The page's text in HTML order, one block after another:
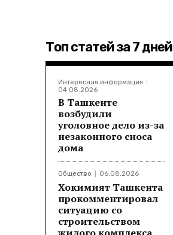
Топ статей за 7 дней
Интересная информация
04.08.2026
В Ташкенте
возбудили
уголовное дело из-за
незаконного сноса
дома
Общество 06.08.2026
Хокимият Ташкента
прокомментировал
ситуацию со
строительством
жилого комплекса